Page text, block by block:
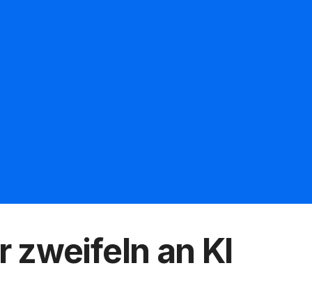
zweifeln an KI